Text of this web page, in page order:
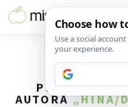
PRONAĐENO
AUTORA„HINA/